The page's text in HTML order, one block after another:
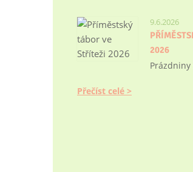
9.6.2026
2026
Přečíst celé